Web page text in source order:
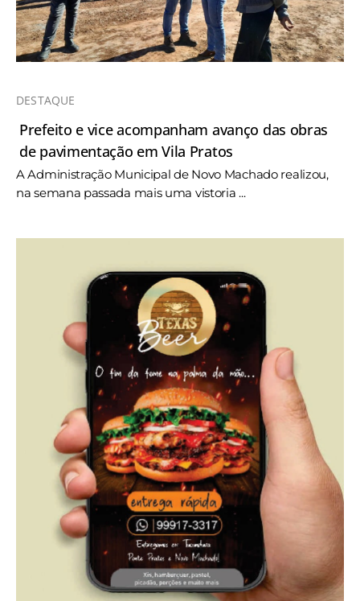
DESTAQUE
Prefeito e vice acompanham avanço das obras
de pavimentação em Vila Pratos
A Administração Municipal de Novo Machado realizou,
na semana passada mais uma vistoria ...